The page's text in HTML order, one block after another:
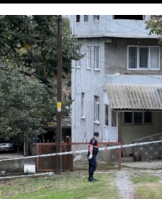
Bartın’da arazi
komşusunu
“Beni darp
bağırdılar.
korkutma amaçlı
boğuşmalar